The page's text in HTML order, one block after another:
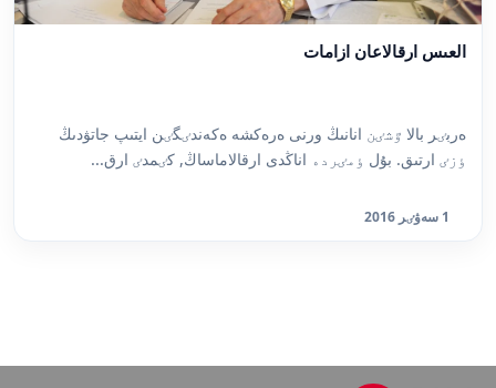
العىس ارقالاعان ازامات
ەربٸر بالا ٷشٸن انانىڭ ورنى ەرەكشە ەكەندٸگٸن ايتىپ جاتۋدىڭ
ٶزٸ ارتىق. بۇل ٶمٸردە اناڭدى ارقالاماساڭ, كٸمدٸ ارق...
1 سەۋٸر 2016